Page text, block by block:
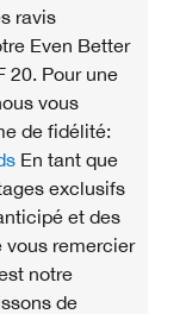
ravis
Even Better
20. Pour une
vous
de fidélité:
En tant que
exclusifs
et des
vous remercier
notre
de